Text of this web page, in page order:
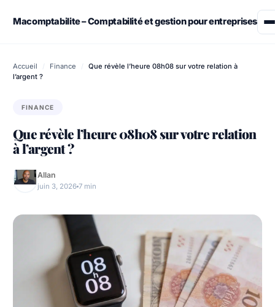
Macomptabilite – Comptabilité et gestion pour entreprises
Assurance
Finance
Immobilier
Accueil / Finance /
Que révèle l’heure 08h08 sur votre relation à
l’argent ?
FINANCE
Que révèle l’heure 08h08 sur votre relation
à l’argent ?
Allan
juin 3, 2026 7 min